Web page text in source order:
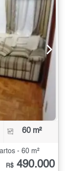
60 m²
- 60 m²
R$ 490.000